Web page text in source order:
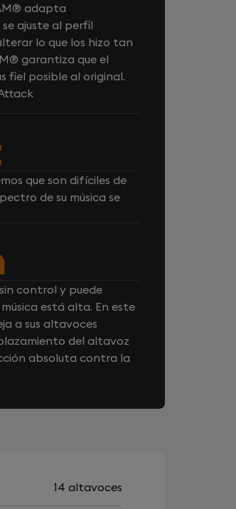
adapta
ajuste al perfil
lo que los hizo tan
garantiza que el
fiel posible al original.
que son difíciles de
de su música se
control y puede
está alta. En este
a sus altavoces
del altavoz
absoluta contra la
14 altavoces